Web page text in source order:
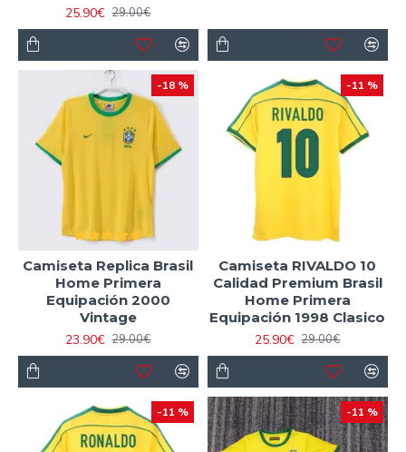
25.90€ 29.00€
-18 %
Camiseta Replica Brasil
Home Primera
Equipación 2000
Vintage
23.90€ 29.00€
-11 %
Camiseta RIVALDO 10
Calidad Premium Brasil
Home Primera
Equipación 1998 Clasico
25.90€ 29.00€
-11 % -11 %